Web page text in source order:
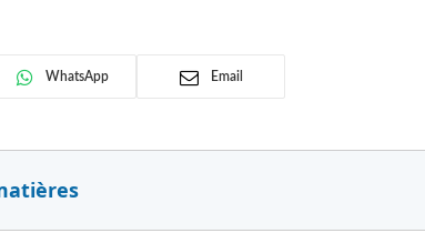
WhatsApp Email